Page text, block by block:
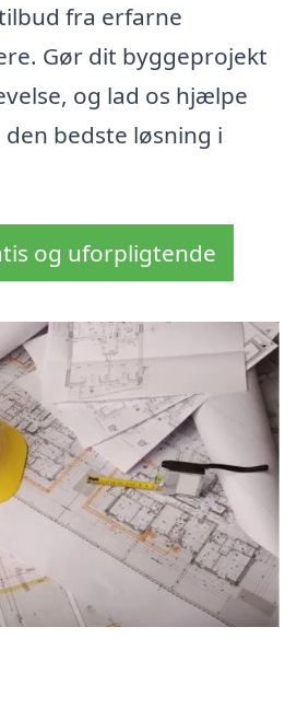
fra erfarne
Gør dit byggeprojekt
og lad os hjælpe
bedste løsning i
og uforpligtende